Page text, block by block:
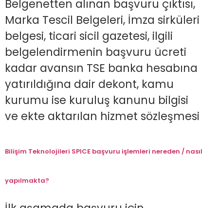
Belgenetten alınan başvuru çıktısı,
Marka Tescil Belgeleri, İmza sirküleri
belgesi, ticari sicil gazetesi, ilgili
belgelendirmenin başvuru ücreti
kadar avansın TSE banka hesabına
yatırıldığına dair dekont, kamu
kurumu ise kuruluş kanunu bilgisi
ve ekte aktarılan hizmet sözleşmesi
Bilişim Teknolojileri SPICE başvuru işlemleri nereden / nasıl
yapılmakta?